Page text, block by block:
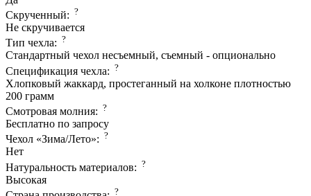
Скрученный: ?
Не скручивается
Тип чехла: ?
Стандартный чехол несъемный, съемный - опционально
Спецификация чехла: ?
Хлопковый жаккард, простеганный на холконе плотностью
200 грамм
Смотровая молния: ?
Бесплатно по запросу
Чехол «Зима/Лето»: ?
Нет
Натуральность материалов: ?
Высокая
?